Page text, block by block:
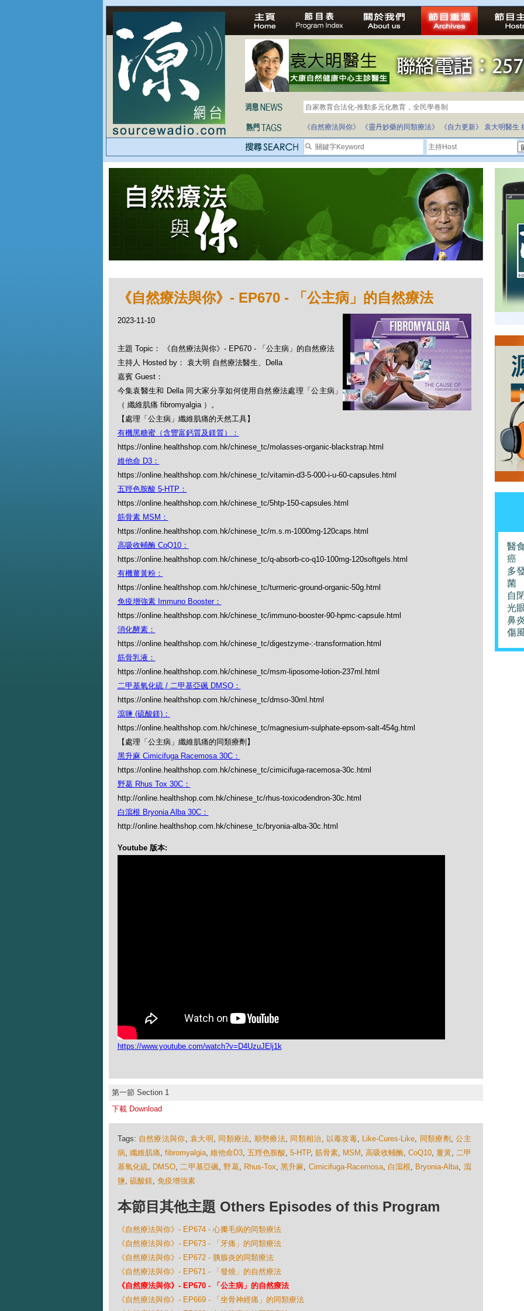
自家教育合法化-推動多元化教育，全民學卷制
《自然療法與你》 《靈丹妙藥的同類療法》 《自力更新》 袁大明醫生
《自然療法與你》- EP670 - 「公主病」的自然療法
2023-11-10
主題 Topic： 《自然療法與你》- EP670 - 「公主病」的自然療法
主持人 Hosted by： 袁大明 自然療法醫生、Della
嘉賓 Guest：
今集袁醫生和 Della 同大家分享如何使用自然療法處理「公主病」
（ 纖維肌痛 fibromyalgia ）。
【處理「公主病」纖維肌痛的天然工具】
有機黑糖蜜（含豐富鈣質及鎂質）：
https://online.healthshop.com.hk/chinese_tc/molasses-organic-blackstrap.html
維他命 D3：
https://online.healthshop.com.hk/chinese_tc/vitamin-d3-5-000-i-u-60-capsules.html
五羥色胺酸 5-HTP：
https://online.healthshop.com.hk/chinese_tc/5htp-150-capsules.html
筋骨素 MSM：
https://online.healthshop.com.hk/chinese_tc/m.s.m-1000mg-120caps.html
高吸收輔酶 CoQ10：
https://online.healthshop.com.hk/chinese_tc/q-absorb-co-q10-100mg-120softgels.html
有機薑黃粉：
https://online.healthshop.com.hk/chinese_tc/turmeric-ground-organic-50g.html
免疫增強素 Immuno Booster：
https://online.healthshop.com.hk/chinese_tc/immuno-booster-90-hpmc-capsule.html
消化酵素：
https://online.healthshop.com.hk/chinese_tc/digestzyme-:-transformation.html
筋骨乳液：
https://online.healthshop.com.hk/chinese_tc/msm-liposome-lotion-237ml.html
二甲基氧化硫 / 二甲基亞碸 DMSO：
https://online.healthshop.com.hk/chinese_tc/dmso-30ml.html
瀉鹽 (硫酸鎂)：
https://online.healthshop.com.hk/chinese_tc/magnesium-sulphate-epsom-salt-454g.html
【處理「公主病」纖維肌痛的同類療劑】
黑升麻 Cimicifuga Racemosa 30C：
https://online.healthshop.com.hk/chinese_tc/cimicifuga-racemosa-30c.html
野葛 Rhus Tox 30C：
http://online.healthshop.com.hk/chinese_tc/rhus-toxicodendron-30c.html
白瀉根 Bryonia Alba 30C：
http://online.healthshop.com.hk/chinese_tc/bryonia-alba-30c.html
Youtube 版本:
https://www.youtube.com/watch?v=D4UzuJElj1k
第一節 Section 1
下載 Download
Tags: 自然療法與你, 袁大明 , 同類療法, 順勢療法, 同類相治, 以毒攻毒, Like-Cures-Like, 同類療劑 ,公主
病, 纖維肌痛, fibromyalgia, 維他命D3, 五羥色胺酸, 5-HTP, 筋骨素, MSM , 高吸收輔酶, CoQ10, 薑黃, 二甲
基氧化硫, DMSO,二甲基亞碸,野葛, Rhus-Tox, 黑升麻, Cimicifuga-Racemosa, 白瀉根, Bryonia-Alba, 瀉
鹽, 硫酸鎂, 免疫增強素
本節目其他主題 Others Episodes of this Program
《自然療法與你》- EP674 - 心瓣毛病的同類療法
《自然療法與你》- EP673 - 「牙痛」的同類療法
《自然療法與你》- EP672 - 胰腺炎的同類療法
《自然療法與你》- EP671 - 「發燒」的自然療法
《自然療法與你》- EP670 - 「公主病」的自然療法
《自然療法與你》- EP669 - 「坐骨神經痛」的同類療法
醫
癌
多
菌
自
光
鼻
傷